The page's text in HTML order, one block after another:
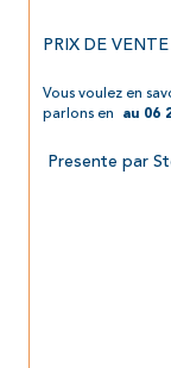
PRIX DE
Vous voulez en
parlons en
au 06
Presente par